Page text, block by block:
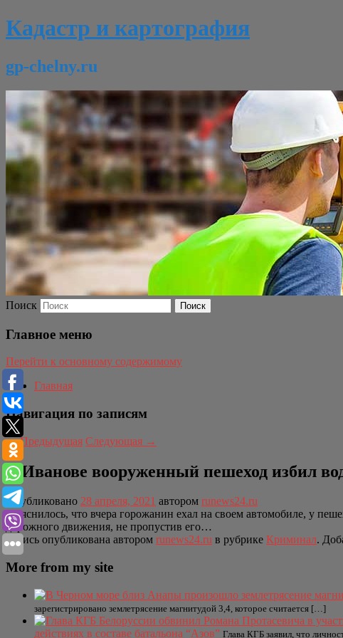
Кадастр и картография
gp-chelny.ru
Поиск
Главное меню
Перейти к основному содержимому
Главная
Навигация по записям
←Предыдущая Следующая →
В Иванове вооруженный пешеход избил
Опубликовано 28 апреля, 2021 автором runews24.ru
Выяснилось, что вчера горожанин ехал на своем автомобиле, у
дорожного движения, не пропустив его…
Запись опубликована автором runews24.ru в рубрике Криминал.
More from my site
зарегистрировано землетрясение магнитудой 3,4, которое считается […]
действиях в составе батальона “Азов” Глава КГБ заявил, что